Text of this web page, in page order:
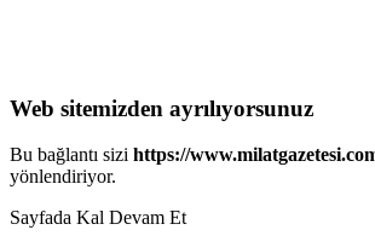
Web sitemizden ayrılıyorsunuz
Bu bağlantı sizi https://
yönlendiriyor.
Sayfada Kal Devam Et